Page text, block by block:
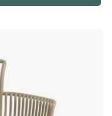
rug van duurzame
Antracite grey GAE
3665 is een
een zitting en
Een stijlvolle stoel die
is in verschillende